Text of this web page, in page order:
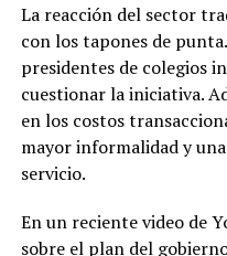
La reacción del sector
con los tapones de
presidentes de colegios
cuestionar la iniciativa.
en los costos
mayor informalidad y
servicio.
En un reciente video de
sobre el plan del